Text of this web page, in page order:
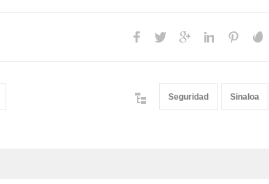
Seguridad Sinaloa